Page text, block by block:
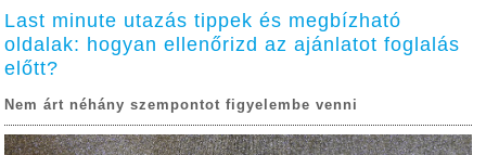
Last minute utazás tippek és megbízható
oldalak: hogyan ellenőrizd az ajánlatot foglalás
előtt?
Nem árt néhány szempontot figyelembe venni